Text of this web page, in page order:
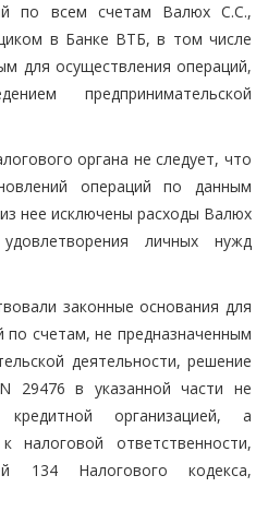
по всем счетам Валюх С.С.,
в Банке ВТБ, в том числе
для осуществления операций,
предпринимательской
органа не следует, что
операций по данным
нее исключены расходы Валюх
личных нужд
законные основания для
по счетам, не предназначенным
деятельности, решение
29476 в указанной части не
организацией, а
налоговой ответственности,
134 Налогового кодекса,